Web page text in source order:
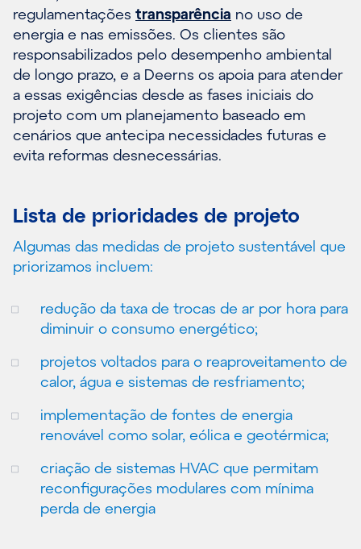
regulamentações transparência no uso de
energia e nas emissões. Os clientes são
responsabilizados pelo desempenho ambiental
de longo prazo, e a Deerns os apoia para atender
a essas exigências desde as fases iniciais do
projeto com um planejamento baseado em
cenários que antecipa necessidades futuras e
evita reformas desnecessárias.
Lista de prioridades de projeto
Algumas das medidas de projeto sustentável que
priorizamos incluem:
redução da taxa de trocas de ar por hora para
diminuir o consumo energético;
projetos voltados para o reaproveitamento de
calor, água e sistemas de resfriamento;
implementação de fontes de energia
renovável como solar, eólica e geotérmica;
criação de sistemas HVAC que permitam
reconfigurações modulares com mínima
perda de energia